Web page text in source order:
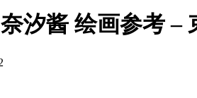
奈汐酱 绘画参考 –